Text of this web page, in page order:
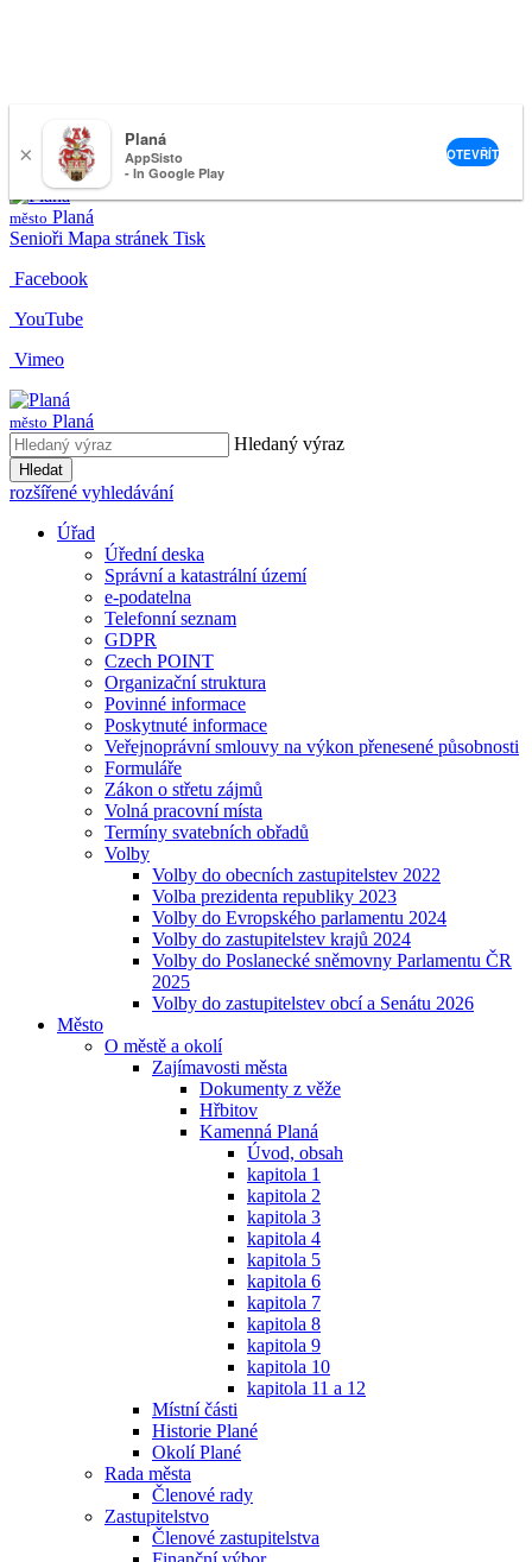
nemeckova@muplana.cz
město Planá
Senioři Mapa stránek Tisk
Facebook
YouTube
Vimeo
město Planá
Hledaný výraz
Hledat
rozšířené vyhledávání
Úřad
Úřední deska
Správní a katastrální území
e-podatelna
Telefonní seznam
GDPR
Czech POINT
Organizační struktura
Povinné informace
Poskytnuté informace
Veřejnoprávní smlouvy na výkon přenesené působnosti
Formuláře
Zákon o střetu zájmů
Volná pracovní místa
Termíny svatebních obřadů
Volby
Volby do obecních zastupitelstev 2022
Volba prezidenta republiky 2023
Volby do Evropského parlamentu 2024
Volby do zastupitelstev krajů 2024
Volby do Poslanecké sněmovny Parlamentu ČR
2025
Volby do zastupitelstev obcí a Senátu 2026
Město
O městě a okolí
Zajímavosti města
Dokumenty z věže
Hřbitov
Kamenná Planá
Úvod, obsah
kapitola 1
kapitola 2
kapitola 3
kapitola 4
kapitola 5
kapitola 6
kapitola 7
kapitola 8
kapitola 9
kapitola 10
kapitola 11 a 12
Místní části
Historie Plané
Okolí Plané
Rada města
Členové rady
Zastupitelstvo
Členové zastupitelstva
×
Planá
AppSisto
- In Google Play
OTEVŘÍT